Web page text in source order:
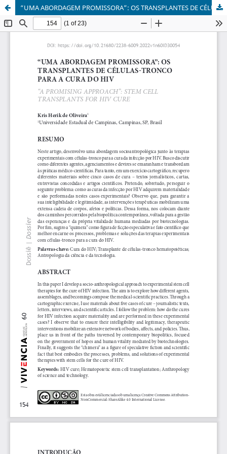
“UMA ABORDAGEM PROMISSORA”: OS TRANSPLANTES DE CÉLULAS-TRONCO PARA A CURA DO HIV